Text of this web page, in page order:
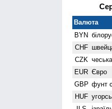
Валюта
BYN
CHF
CZK
EUR Євро
GBP фунт
HUF